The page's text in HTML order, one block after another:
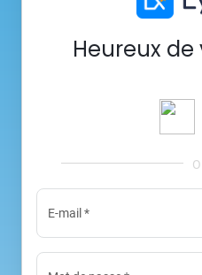
Heureux de
E-mail *